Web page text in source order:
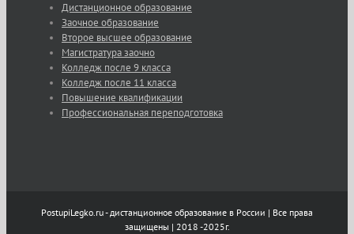
Дистанционное образование
Заочное образование
Второе высшее образование
Магистратура заочно
Колледж после 9 класса
Колледж после 11 класса
Повышение квалификации
Профессиональная переподготовка
PostupiLegko.ru - дистанционное образование в России | Все права
защищены | 2018 -2025г.